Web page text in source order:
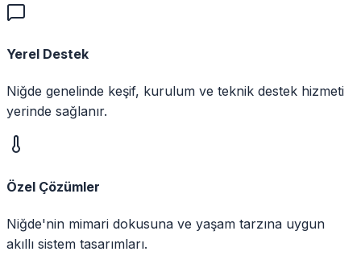
Yerel Destek
Niğde genelinde keşif, kurulum ve teknik destek hizmeti
yerinde sağlanır.
Özel Çözümler
Niğde'nin mimari dokusuna ve yaşam tarzına uygun
akıllı sistem tasarımları.